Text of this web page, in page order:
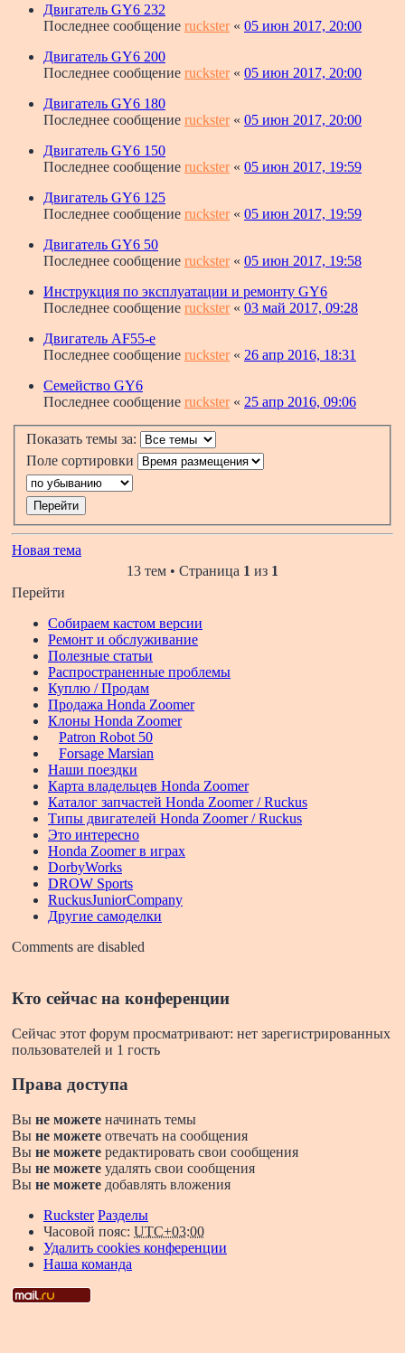
Двигатель GY6 232
Последнее сообщение ruckster« 05 июн 2017, 20:00
Двигатель GY6 200
Последнее сообщение ruckster« 05 июн 2017, 20:00
Двигатель GY6 180
Последнее сообщение ruckster« 05 июн 2017, 20:00
Двигатель GY6 150
Последнее сообщение ruckster« 05 июн 2017, 19:59
Двигатель GY6 125
Последнее сообщение ruckster« 05 июн 2017, 19:59
Двигатель GY6 50
Последнее сообщение ruckster« 05 июн 2017, 19:58
Инструкция по эксплуатации и ремонту GY6
Последнее сообщение ruckster« 03 май 2017, 09:28
Двигатель AF55-e
Последнее сообщение ruckster« 26 апр 2016, 18:31
Семейство GY6
Последнее сообщение ruckster« 25 апр 2016, 09:06
Показать темы за:
Поле сортировки
Новая тема
13 тем • Страница 1 из 1
Перейти
Собираем кастом версии
Ремонт и обслуживание
Полезные статьи
Распространенные проблемы
Куплю / Продам
Продажа Honda Zoomer
Клоны Honda Zoomer
Patron Robot 50
Forsage Marsian
Наши поездки
Карта владельцев Honda Zoomer
Каталог запчастей Honda Zoomer / Ruckus
Типы двигателей Honda Zoomer / Ruckus
Это интересно
Honda Zoomer в играх
DorbyWorks
DROW Sports
RuckusJuniorCompany
Другие самоделки
Comments are disabled
Кто сейчас на конференции
Сейчас этот форум просматривают: нет зарегистрированных
пользователей и 1 гость
Права доступа
Вы не можете начинать темы
Вы не можете отвечать на сообщения
Вы не можете редактировать свои сообщения
Вы не можете удалять свои сообщения
Вы не можете добавлять вложения
Ruckster Разделы
Часовой пояс: UTC+03:00
Удалить cookies конференции
Наша команда